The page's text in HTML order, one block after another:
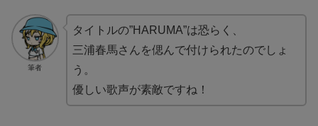
筆者
タイトルの”HARUMA”は恐らく、
三浦春馬さんを偲んで付けられたのでしょ
う。
優しい歌声が素敵ですね！